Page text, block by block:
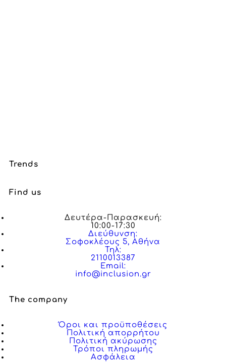
Trends
Find us
Δευτέρα-Παρασκευή:
10:00-17:30
Διεύθυνση:
Σοφοκλέους 5, Αθήνα
Τηλ:
2110013387
Email:
info@inclusion.gr
The company
Όροι και προϋποθέσεις
Πολιτική απορρήτου
Πολιτική ακύρωσης
Τρόποι πληρωμής
Ασφάλεια